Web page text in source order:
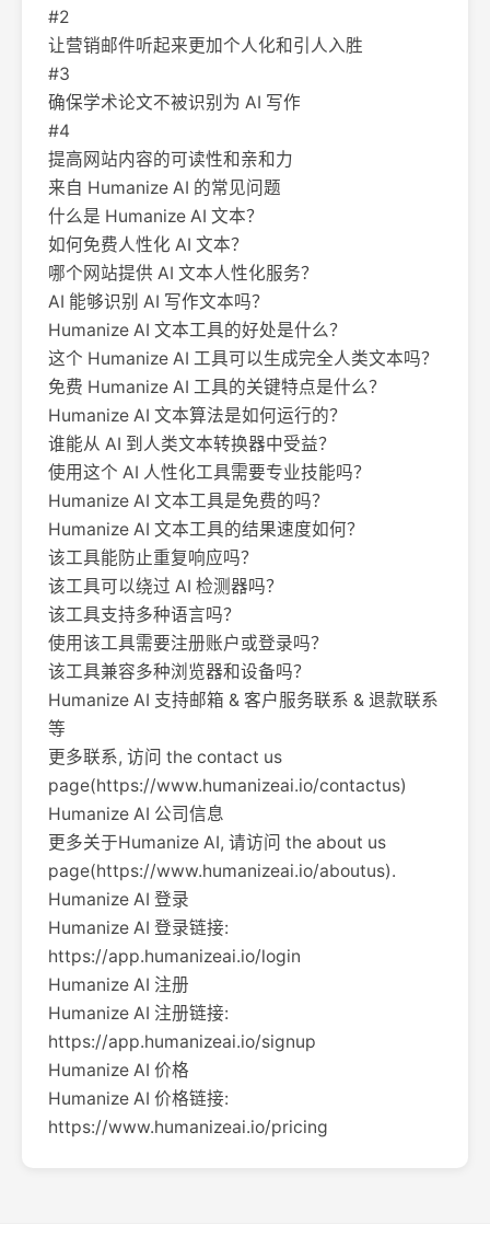
#2
让营销邮件听起来更加个人化和引人入胜
#3
确保学术论文不被识别为 AI 写作
#4
提高网站内容的可读性和亲和力
来自 Humanize AI 的常见问题
什么是 Humanize AI 文本？
如何免费人性化 AI 文本？
哪个网站提供 AI 文本人性化服务？
AI 能够识别 AI 写作文本吗？
Humanize AI 文本工具的好处是什么？
这个 Humanize AI 工具可以生成完全人类文本吗？
免费 Humanize AI 工具的关键特点是什么？
Humanize AI 文本算法是如何运行的？
谁能从 AI 到人类文本转换器中受益？
使用这个 AI 人性化工具需要专业技能吗？
Humanize AI 文本工具是免费的吗？
Humanize AI 文本工具的结果速度如何？
该工具能防止重复响应吗？
该工具可以绕过 AI 检测器吗？
该工具支持多种语言吗？
使用该工具需要注册账户或登录吗？
该工具兼容多种浏览器和设备吗？
Humanize AI 支持邮箱 & 客户服务联系 & 退款联系
等
更多联系, 访问 the contact us
page(https://www.humanizeai.io/contactus)
Humanize AI 公司信息
更多关于Humanize AI, 请访问 the about us
page(https://www.humanizeai.io/aboutus).
Humanize AI 登录
Humanize AI 登录链接:
https://app.humanizeai.io/login
Humanize AI 注册
Humanize AI 注册链接:
https://app.humanizeai.io/signup
Humanize AI 价格
Humanize AI 价格链接:
https://www.humanizeai.io/pricing